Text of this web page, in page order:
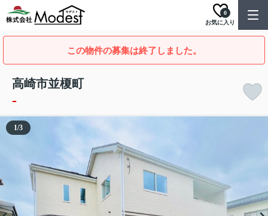
お気に入り
0
この物件の募集は終了しました。
高崎市並榎町
-
1/3